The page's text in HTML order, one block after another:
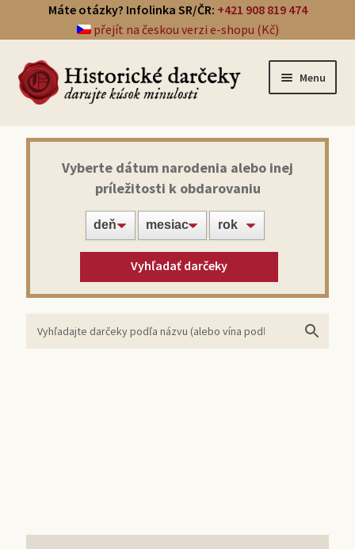
Máte otázky? Infolinka SR/ČR: +421 908 819 474
přejít na českou verzi e-shopu (Kč)
Menu
Prehľad darčekov
Noviny zo dňa narodenia
Víno z roku narodenia
Vyberte dátum narodenia alebo inej
príležitosti k obdarovaniu
Vyhľadať darčeky